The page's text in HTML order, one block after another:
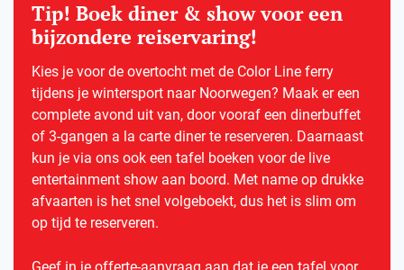
Tip! Boek diner & show voor een
bijzondere reiservaring!
Kies je voor de overtocht met de Color Line ferry
tijdens je wintersport naar Noorwegen? Maak er een
complete avond uit van, door vooraf een dinerbuffet
of 3-gangen a la carte diner te reserveren. Daarnaast
kun je via ons ook een tafel boeken voor de live
entertainment show aan boord. Met name op drukke
afvaarten is het snel volgeboekt, dus het is slim om
op tijd te reserveren.